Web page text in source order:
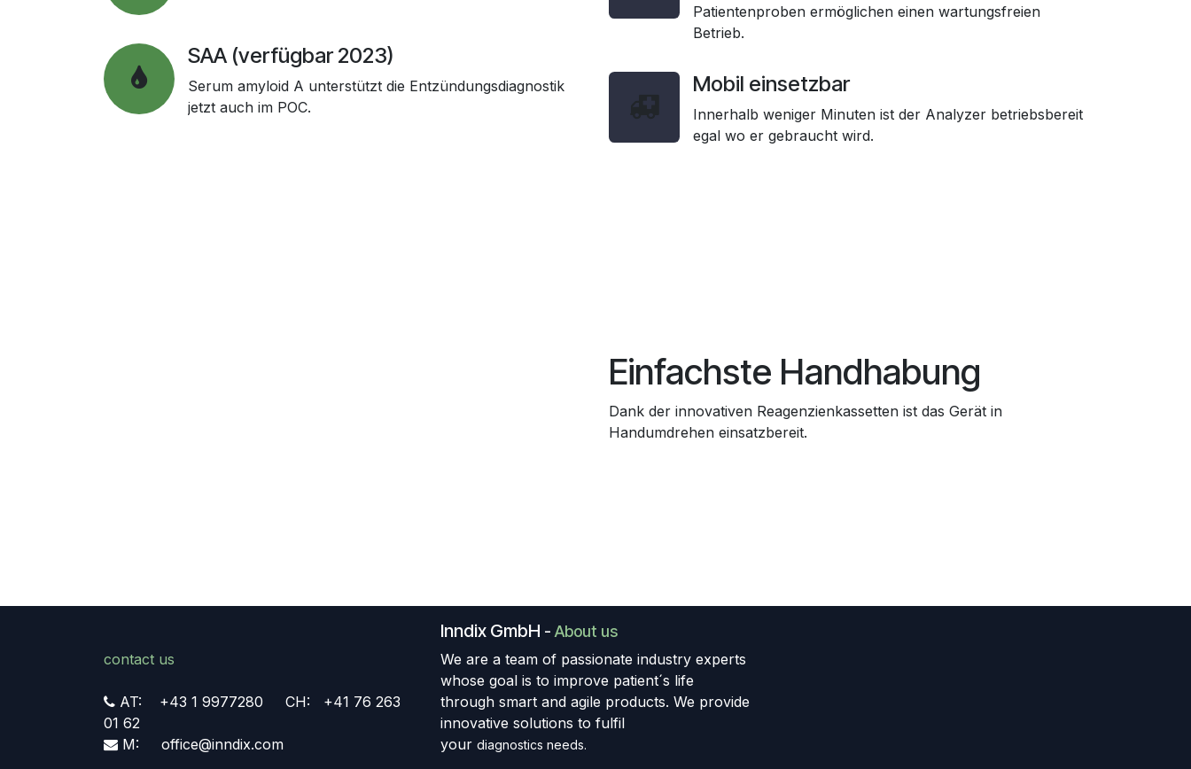
SAA (verfügbar 2023)
Serum amyloid A unterstützt die Entzündungsdiagnostik
jetzt auch im POC.
Patientenproben ermöglichen einen wartungsfreien
Betrieb.
Mobil einsetzbar
Innerhalb weniger Minuten ist der Analyzer betriebsbereit
egal wo er gebraucht wird.
Einfachste Handhabung
Dank der innovativen Reagenzienkassetten ist das Gerät in
Handumdrehen einsatzbereit.
contact us
AT: +43 1 9977280 CH: +41 76 263
01 62
M: office@inndix.com
Inndix GmbH - About us
We are a team of passionate industry experts
whose goal is to improve patient´s life
through smart and agile products. We provide
innovative solutions to fulfil
your diagnostics needs.